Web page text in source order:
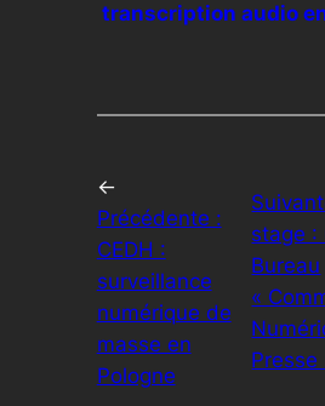
transcription audio
←
Précédente :
CEDH :
surveillance
numérique de
masse en
Pologne
stage :
Bureau
«
Presse